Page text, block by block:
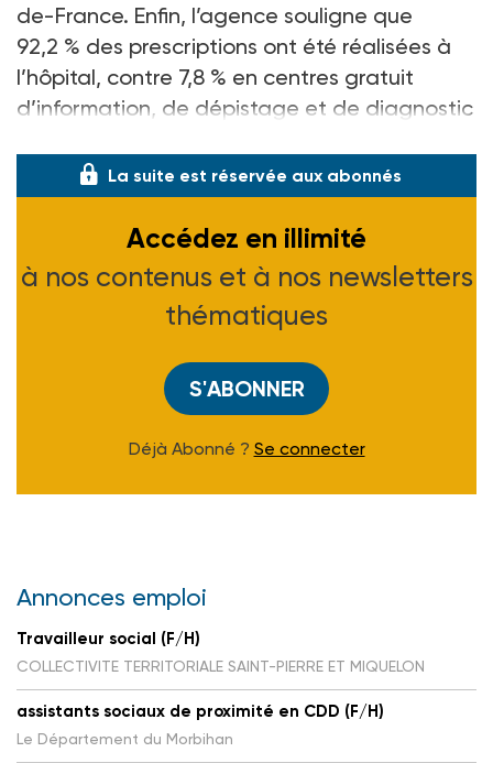
de-France. Enfin, l’agence souligne que
92,2 % des prescriptions ont été réalisées à
l’hôpital, contre 7,8 % en centres gratuit
d’information, de dépistage et de diagnostic
La suite est réservée aux abonnés
Accédez en illimité
à nos contenus et à nos newsletters
thématiques
S'ABONNER
Déjà Abonné ? Se connecter
Annonces emploi
Travailleur social (F/H)
COLLECTIVITE TERRITORIALE SAINT-PIERRE ET MIQUELON
assistants sociaux de proximité en CDD (F/H)
Le Département du Morbihan